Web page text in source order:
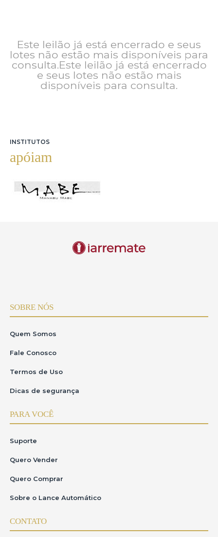
Este leilão já está encerrado e seus
lotes não estão mais disponíveis para
consulta.Este leilão já está encerrado
e seus lotes não estão mais
disponíveis para consulta.
INSTITUTOS
apóiam
SOBRE NÓS
Quem Somos
Fale Conosco
Termos de Uso
Dicas de segurança
PARA VOCÊ
Suporte
Quero Vender
Quero Comprar
Sobre o Lance Automático
CONTATO